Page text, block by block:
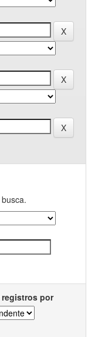
registros por